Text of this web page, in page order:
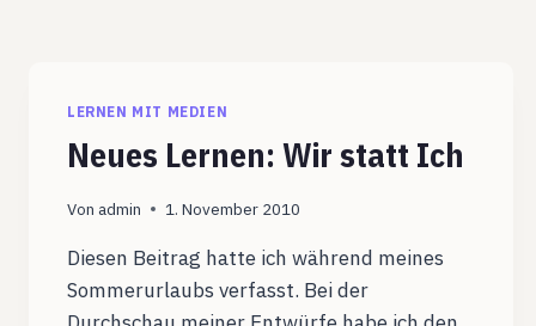
LERNEN MIT MEDIEN
Neues Lernen: Wir statt Ich
Von admin 1. November 2010
Diesen Beitrag hatte ich während meines
Sommerurlaubs verfasst. Bei der